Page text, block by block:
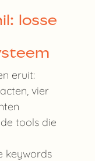
losse
eruit:
vier
tools die
keywords